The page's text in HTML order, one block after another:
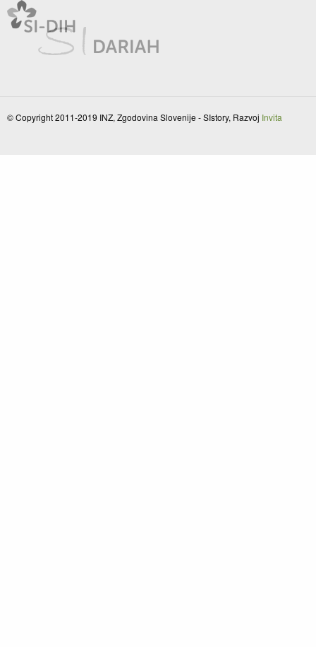
© Copyright 2011-2019 INZ, Zgodovina Slovenije - SIstory, Razvoj Invita